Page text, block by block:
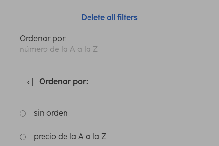
Delete all filters
Ordenar por:
número de la A a la Z
Ordenar por:
sin orden
precio de la A a la Z